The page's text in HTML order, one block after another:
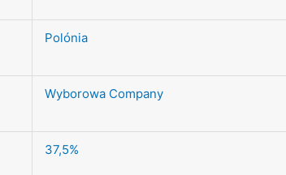
Polónia
Wyborowa Company
37,5%